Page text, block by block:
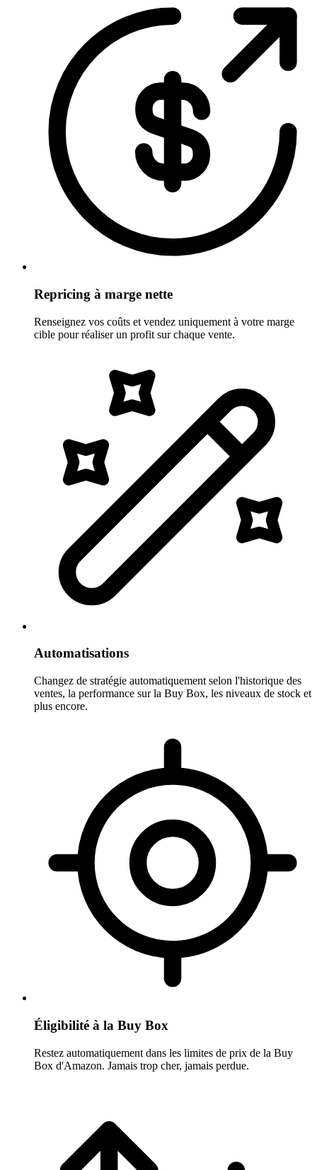
Repricing à marge nette
Renseignez vos coûts et vendez uniquement à votre marge
cible pour réaliser un profit sur chaque vente.
Automatisations
Changez de stratégie automatiquement selon l'historique des
ventes, la performance sur la Buy Box, les niveaux de stock et
plus encore.
Éligibilité à la Buy Box
Restez automatiquement dans les limites de prix de la Buy
Box d'Amazon. Jamais trop cher, jamais perdue.